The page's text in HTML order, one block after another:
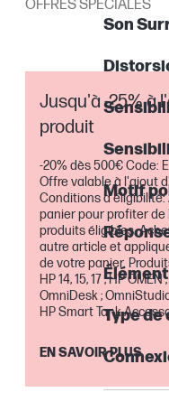
Son
Motif
Élément
Type de
OFFRES SPECIALES
Jusqu'à -25% à
produit
-20% dès 500€ Code:
Offre valable à l'ajout
Conditions d'éligibilité: Atteindre le montant minimal du
panier pour profiter
produits éligibles.
autre article et
de votre panier. Produits éligibles: OmniBook 3, 5, 7, X, Ultra ;
HP 14, 15, 17 ; HP
OmniDesk ;
HP Smart Tank
Gaming et pour la maison Extensions de garantie et
Absolute Offre
EN SAVOIR PLUS